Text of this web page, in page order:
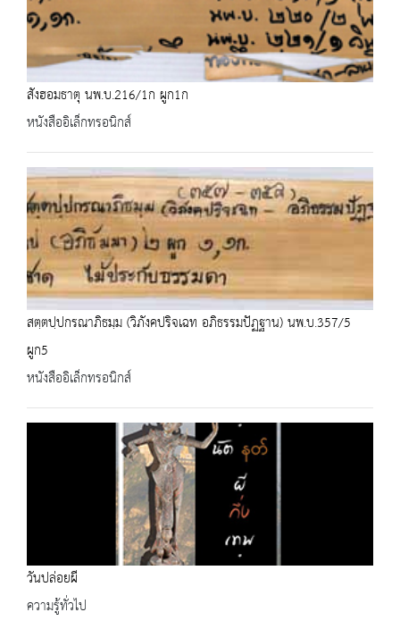
สังฮอมธาตุ นพ.บ.216/1ก ผูก1ก
หนังสืออิเล็กทรอนิกส์
สตฺตปฺปกรณาภิธมฺม (วิภังคปริจเฉท อภิธรรมปัฏฐาน) นพ.บ.357/5
ผูก5
หนังสืออิเล็กทรอนิกส์
วันปล่อยผี
ความรู้ทั่วไป